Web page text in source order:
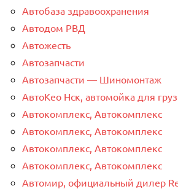
Автобаза здравоохранения
Автодом РВД
Автожесть
Автозапчасти
Автозапчасти — Шиномонтаж
АвтоКео Нск, автомойка для
Автокомплекс, Автокомплекс
Автокомплекс, Автокомплекс
Автокомплекс, Автокомплекс
Автокомплекс, Автокомплекс
Автомир, официальный дилер